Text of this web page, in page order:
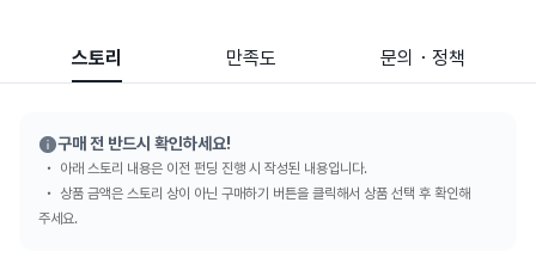
스토리 만족도 문의・정책
구매 전 반드시 확인하세요!
아래 스토리 내용은 이전 펀딩 진행 시 작성된 내용입니다.
상품 금액은 스토리 상이 아닌 구매하기 버튼을 클릭해서 상품 선택 후 확인해
주세요.